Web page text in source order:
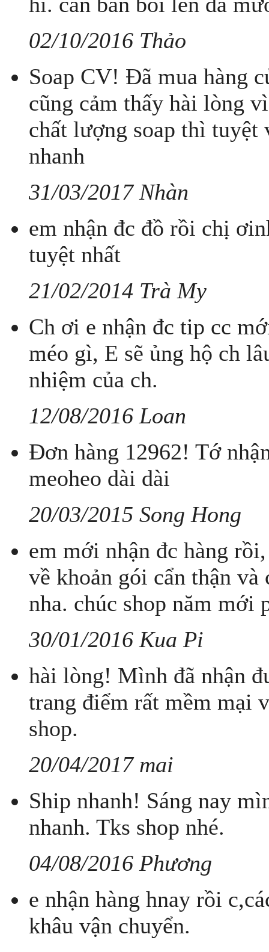
02/10/2016 Thảo
Soap CV! Đã mua hàng
cũng cảm thấy hài lòng
chất lượng soap thì tuyệt
nhanh
31/03/2017 Nhàn
em nhận đc đồ rồi chị
tuyệt nhất
21/02/2014 Trà My
Ch ơi e nhận đc tip cc
méo gì, E sẽ ủng hộ ch
nhiệm của ch.
12/08/2016 Loan
Đơn hàng 12962! Tớ
meoheo dài dài
20/03/2015 Song Hong
em mới nhận đc hàng
về khoản gói cẩn thận và
nha. chúc shop năm mới
30/01/2016 Kua Pi
hài lòng! Mình đã nhận
trang điểm rất mềm mại
shop.
20/04/2017 mai
Ship nhanh! Sáng nay
nhanh. Tks shop nhé.
04/08/2016 Phương
e nhận hàng hnay rồi
khâu vận chuyển.